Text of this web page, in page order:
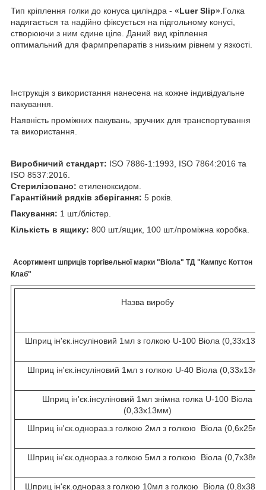
Тип кріплення голки до конуса циліндра - «Luer Slip» .Голка
надягається та надійно фіксується на підгольному конусі,
створюючи з ним єдине ціле. Даний вид кріплення
оптимальний для фармпрепаратів з низьким рівнем у язкості.
Інструкція з використання нанесена на кожне індивідуальне
пакування.
Наявність проміжних пакувань, зручних для транспортування
та використання.
Виробничий стандарт: ISO 7886-1:1993, ISO 7864:2016 та
ISO 8537:2016.
Стерилізовано: етиленоксидом.
Гарантійний рядків зберігання: 5 років.
Пакування: 1 шт./блістер.
Кількість в ящику: 800 шт./ящик, 100 шт./проміжна коробка.
Асортимент шприців торгівельної марки "Віола" ТД "Кампус Коттон
Клаб"
Назва виробу
Шприц ін'єк.інсуліновий 1мл з голкою U-100 Віола
Шприц ін'єк.інсуліновий 1мл з голкою U-40 Віола
Шприц ін'єк.інсуліновий 1мл знімна голка U-100 Віола
(0,33х13мм)
Шприц ін'єк.однораз.з голкою 2мл з голкою Віола
Шприц ін'єк.однораз.з голкою 5мл з голкою Віола
Шприц ін'єк.однораз.з голкою 10мл з голкою Віола